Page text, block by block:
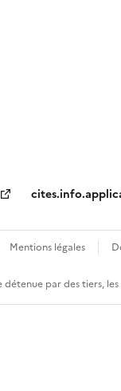
Mentions légales
par des tiers,